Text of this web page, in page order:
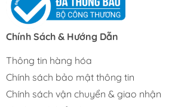
Chính Sách & Hướng Dẫn
Thông tin hàng hóa
Chính sách bảo mật thông tin
Chính sách vận chuyển & giao nhận